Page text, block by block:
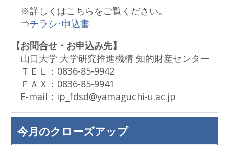
※詳しくはこちらをご覧ください。
⇒チラシ･申込書
【お問合せ・お申込み先】
山口大学 大学研究推進機構 知的財産センター
ＴＥＬ：0836-85-9942
ＦＡＸ：0836-85-9941
E-mail：ip_fdsd@yamaguchi-u.ac.jp
今月のクローズアップ